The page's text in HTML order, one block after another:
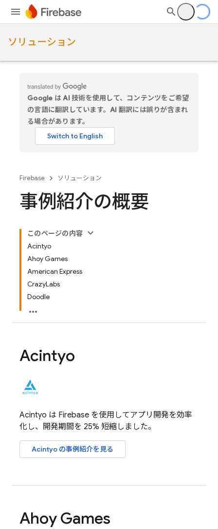
ソリューション
Google は AI 技術を使用して、コンテンツをご希望
の言語に翻訳しています。AI 翻訳には誤りが含まれ
る場合があります。
Firebase ソリューション
事例紹介の概要
このページの内容
Acintyo
Ahoy Games
American Express
CrazyLabs
Doodle
Acintyo
Acintyo は Firebase を使用してアプリ開発を効率
化し、開発期間を 25% 短縮しました。
Acintyo の事例紹介を見る
Ahoy Games